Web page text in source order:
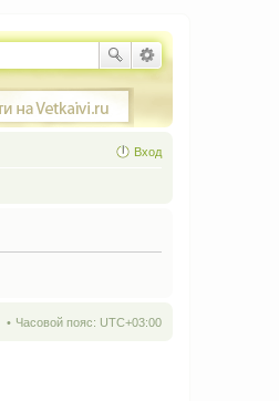
Вход
Часовой пояс: UTC+03:00